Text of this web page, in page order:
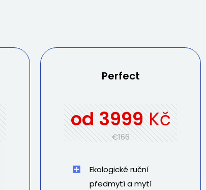
Perfect
od3999Kč
€166
Ekologické ruční
předmytí a mytí